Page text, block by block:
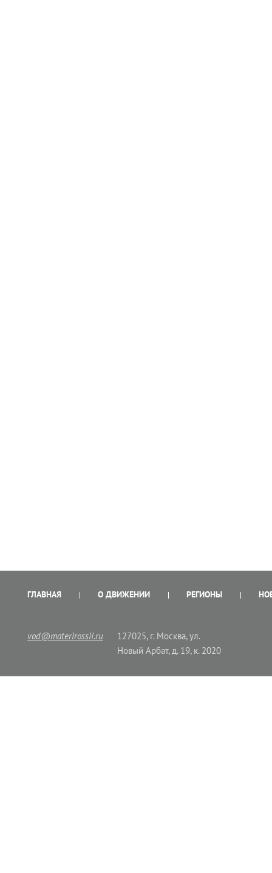
ГЛАВНАЯ О ДВИЖЕНИИ РЕГИОНЫ
vod@materirossii.ru
127025, г. Москва, ул.
Новый Арбат, д. 19, к. 2020